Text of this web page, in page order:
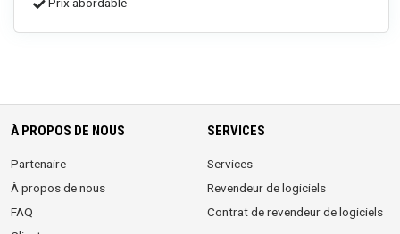
À PROPOS DE NOUS
Partenaire
À propos de nous
FAQ
SERVICES
Services
Revendeur de logiciels
Contrat de revendeur de logiciels